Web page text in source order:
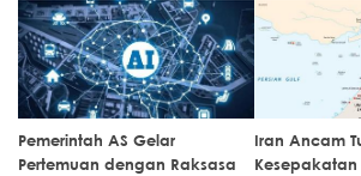
Pemerintah AS Gelar
Pertemuan dengan Raksasa
Iran Ancam
Kesepakatan